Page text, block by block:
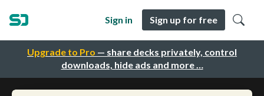
Upgrade to Pro — share decks privately, control
downloads, hide ads and more …
Sign in Sign up for free